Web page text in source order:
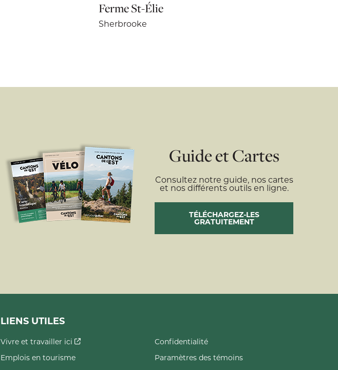
Ferme St-Élie
Sherbrooke
Guide et Cartes
Consultez notre guide, nos cartes
et nos différents outils en ligne.
TÉLÉCHARGEZ-LES
GRATUITEMENT
LIENS UTILES
Vivre et travailler ici
Emplois en tourisme
Confidentialité
Paramètres des témoins